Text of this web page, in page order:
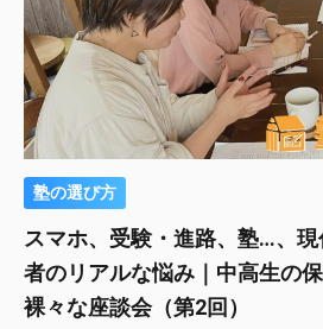
塾の選び方
スマホ、受験・進路、塾…、
者のリアルな悩み｜中高生の
裸々な座談会（第2回）